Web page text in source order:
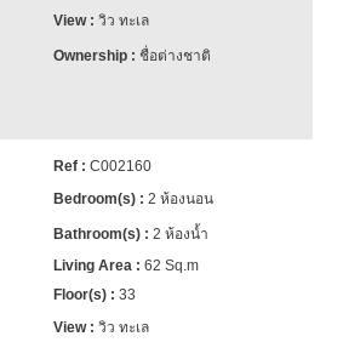
วิว ทะเล
ชื่อต่างชาติ
C002160
2 ห้องนอน
2 ห้องน้ำ
62 Sq.m
33
วิว ทะเล